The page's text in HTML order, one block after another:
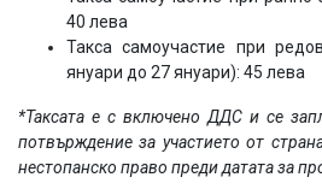
40 лева
Такса самоучастие при
януари до 27 януари): 45 лева
*Таксата е с включено ДДС и се
потвърждение за участието от
нестопанско право преди датата за